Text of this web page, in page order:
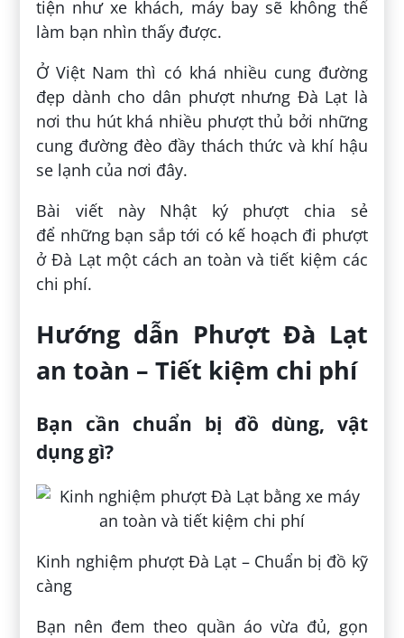
tiện như xe khách, máy bay sẽ không thể
làm bạn nhìn thấy được.
Ở Việt Nam thì có khá nhiều cung đường
đẹp dành cho dân phượt nhưng Đà Lạt là
nơi thu hút khá nhiều phượt thủ bởi những
cung đường đèo đầy thách thức và khí hậu
se lạnh của nơi đây.
Bài viết này Nhật ký phượt chia sẻ
để những bạn sắp tới có kế hoạch đi phượt
ở Đà Lạt một cách an toàn và tiết kiệm các
chi phí.
Hướng dẫn Phượt Đà Lạt
an toàn – Tiết kiệm chi phí
Bạn cần chuẩn bị đồ dùng, vật
dụng gì?
Kinh nghiệm phượt Đà Lạt – Chuẩn bị đồ kỹ
càng
Bạn nên đem theo quần áo vừa đủ, gọn